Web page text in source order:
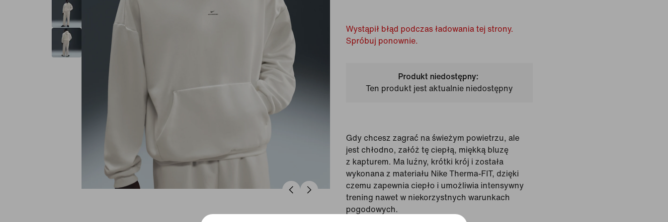
Wystąpił błąd podczas ładowania tej strony.
Spróbuj ponownie.
Produkt niedostępny:
Ten produkt jest aktualnie niedostępny
Gdy chcesz zagrać na świeżym powietrzu, ale
jest chłodno, załóż tę ciepłą, miękką bluzę
z kapturem. Ma luźny, krótki krój i została
wykonana z materiału Nike Therma-FIT, dzięki
czemu zapewnia ciepło i umożliwia intensywny
trening nawet w niekorzystnych warunkach
pogodowych.